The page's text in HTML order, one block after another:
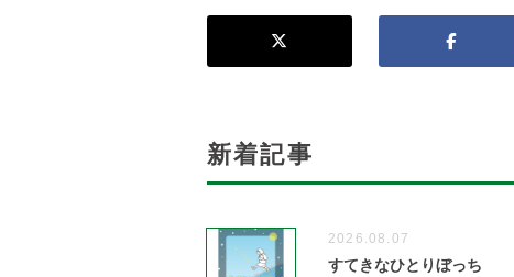
新着記事
2026.08.07
すてきなひとりぼっち